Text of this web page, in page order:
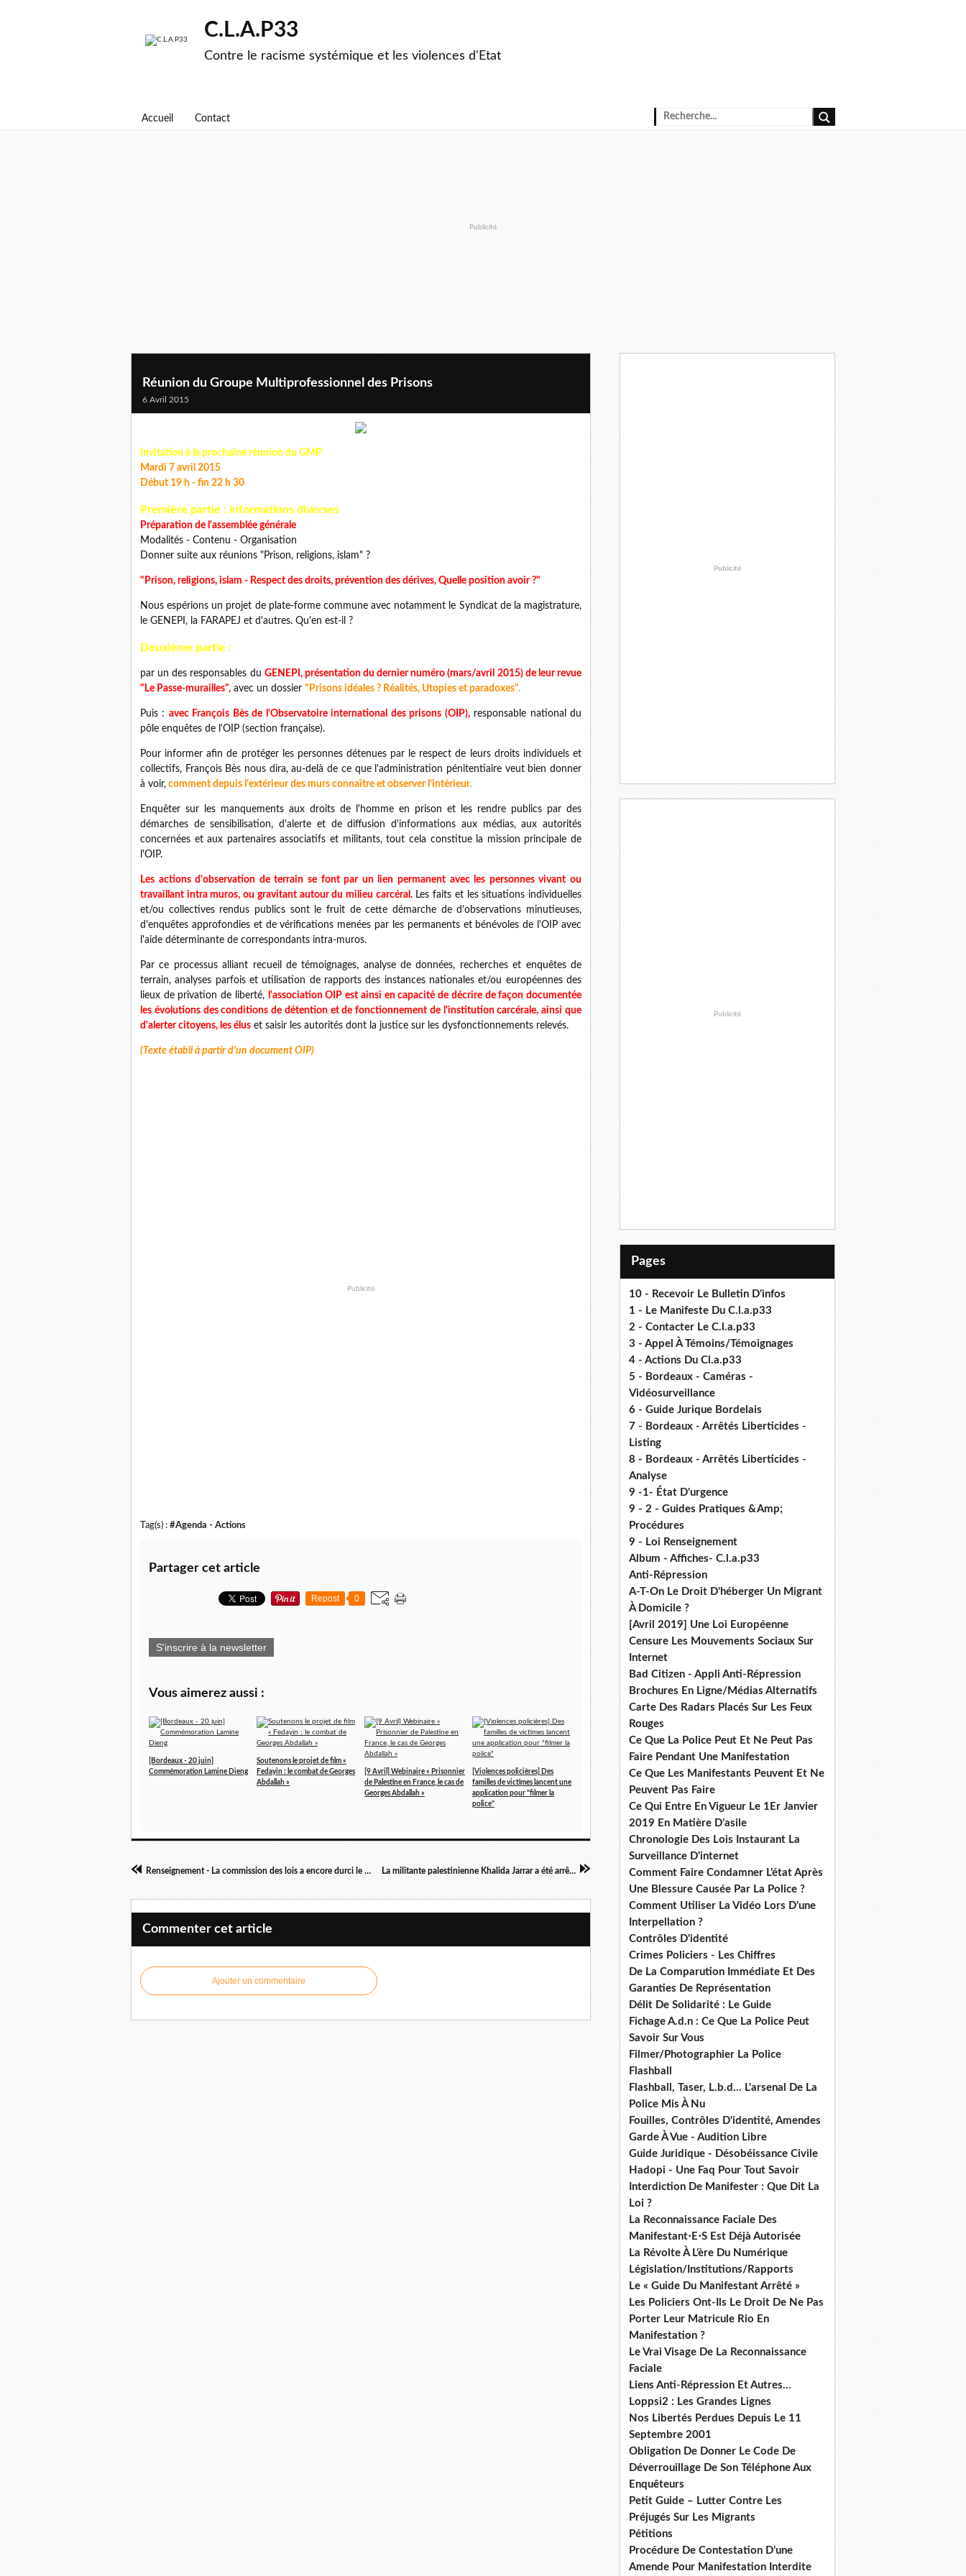
C.L.A.P33
Contre le racisme systémique et les violences d'Etat
Accueil Contact
Publicité
Réunion du Groupe Multiprofessionnel des Prisons
6 Avril 2015
Invitation à la prochaine réunion du GMP
Mardi 7 avril 2015
Début 19 h - fin 22 h 30
Première partie : informations diverses
Préparation de l'assemblée générale
Modalités - Contenu - Organisation
Donner suite aux réunions "Prison, religions, islam" ?
"Prison, religions, islam - Respect des droits, prévention des dérives, Quelle position avoir ?"
Nous espérions un projet de plate-forme commune avec notamment le Syndicat de la magistrature,
le GENEPI, la FARAPEJ et d'autres. Qu'en est-il ?
Deuxième partie :
par un des responsables du GENEPI, présentation du dernier numéro (mars/avril 2015) de leur revue
"Le Passe-murailles", avec un dossier "Prisons idéales ? Réalités, Utopies et paradoxes".
Puis : avec François Bès de l'Observatoire international des prisons (OIP),responsable national du
pôle enquêtes de l'OIP (section française).
Pour informer afin de protéger les personnes détenues par le respect de leurs droits individuels et
collectifs, François Bès nous dira, au-delà de ce que l'administration pénitentiaire veut bien donner
à voir, comment depuis l'extérieur des murs connaître et observer l'intérieur.
Enquêter sur les manquements aux droits de l'homme en prison et les rendre publics par des
démarches de sensibilisation, d'alerte et de diffusion d'informations aux médias, aux autorités
concernées et aux partenaires associatifs et militants, tout cela constitue la mission principale de
l'OIP.
Les actions d'observation de terrain se font par un lien permanent avec les personnes vivant ou
travaillant intra muros, ou gravitant autour du milieu carcéral.Les faits et les situations individuelles
et/ou collectives rendus publics sont le fruit de cette démarche de d'observations minutieuses,
d'enquêtes approfondies et de vérifications menées par les permanents et bénévoles de l'OIP avec
l'aide déterminante de correspondants intra-muros.
Par ce processus alliant recueil de témoignages, analyse de données, recherches et enquêtes de
terrain, analyses parfois et utilisation de rapports des instances nationales et/ou européennes des
lieux de privation de liberté, l'association OIP est ainsi en capacité de décrire de façon documentée
les évolutions des conditions de détention et de fonctionnement de l'institution carcérale, ainsi que
d'alerter citoyens, les élus et saisir les autorités dont la justice sur les dysfonctionnements relevés.
(Texte établi à partir d'un document OIP)
Publicité
Tag(s) : #Agenda - Actions
Partager cet article
Repost 0
S'inscrire à la newsletter
Vous aimerez aussi :
[Bordeaux - 20 juin]
Commémoration Lamine Dieng
Soutenons le projet de film «
Fedayin : le combat de Georges
Abdallah »
[9 Avril] Webinaire « Prisonnier
de Palestine en France, le cas de
Georges Abdallah »
[Violences policières] Des
familles de victimes lancent une
application pour "filmer la
police"
Renseignement - La commission des lois a encore durci le texte La militante palestinienne Khalida Jarrar a été arrêtée !
Commenter cet article
Ajouter un commentaire
Publicité
Publicité
Pages
10 - Recevoir Le Bulletin D'infos
1 - Le Manifeste Du C.l.a.p33
2 - Contacter Le C.l.a.p33
3 - Appel À Témoins/Témoignages
4 - Actions Du Cl.a.p33
5 - Bordeaux - Caméras -
Vidéosurveillance
6 - Guide Jurique Bordelais
7 - Bordeaux - Arrêtés Liberticides -
Listing
8 - Bordeaux - Arrêtés Liberticides -
Analyse
9 -1- État D'urgence
9 - 2 - Guides Pratiques &Amp;
Procédures
9 - Loi Renseignement
Album - Affiches- C.l.a.p33
Anti-Répression
A-T-On Le Droit D'héberger Un Migrant
À Domicile ?
[Avril 2019] Une Loi Européenne
Censure Les Mouvements Sociaux Sur
Internet
Bad Citizen - Appli Anti-Répression
Brochures En Ligne/Médias Alternatifs
Carte Des Radars Placés Sur Les Feux
Rouges
Ce Que La Police Peut Et Ne Peut Pas
Faire Pendant Une Manifestation
Ce Que Les Manifestants Peuvent Et Ne
Peuvent Pas Faire
Ce Qui Entre En Vigueur Le 1Er Janvier
2019 En Matière D’asile
Chronologie Des Lois Instaurant La
Surveillance D'internet
Comment Faire Condamner L’état Après
Une Blessure Causée Par La Police ?
Comment Utiliser La Vidéo Lors D’une
Interpellation ?
Contrôles D'identité
Crimes Policiers - Les Chiffres
De La Comparution Immédiate Et Des
Garanties De Représentation
Délit De Solidarité : Le Guide
Fichage A.d.n : Ce Que La Police Peut
Savoir Sur Vous
Filmer/Photographier La Police
Flashball
Flashball, Taser, L.b.d... L'arsenal De La
Police Mis À Nu
Fouilles, Contrôles D'identité, Amendes
Garde À Vue - Audition Libre
Guide Juridique - Désobéissance Civile
Hadopi - Une Faq Pour Tout Savoir
Interdiction De Manifester : Que Dit La
Loi ?
La Reconnaissance Faciale Des
Manifestant⋅E⋅S Est Déjà Autorisée
La Révolte À L’ère Du Numérique
Législation/Institutions/Rapports
Le « Guide Du Manifestant Arrêté »
Les Policiers Ont-Ils Le Droit De Ne Pas
Porter Leur Matricule Rio En
Manifestation ?
Le Vrai Visage De La Reconnaissance
Faciale
Liens Anti-Répression Et Autres...
Loppsi2 : Les Grandes Lignes
Nos Libertés Perdues Depuis Le 11
Septembre 2001
Obligation De Donner Le Code De
Déverrouillage De Son Téléphone Aux
Enquêteurs
Petit Guide – Lutter Contre Les
Préjugés Sur Les Migrants
Pétitions
Procédure De Contestation D’une
Amende Pour Manifestation Interdite